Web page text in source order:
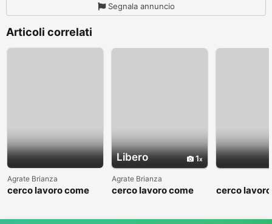
Segnala annuncio
Articoli correlati
Agrate Brianza
cerco lavoro come
Libero 1
Agrate Brianza
cerco lavoro come
cerco